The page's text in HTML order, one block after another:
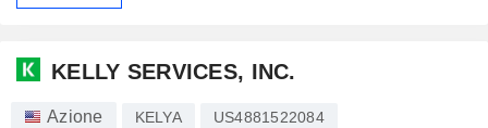
KELLY SERVICES, INC.
Azione KELYA US4881522084